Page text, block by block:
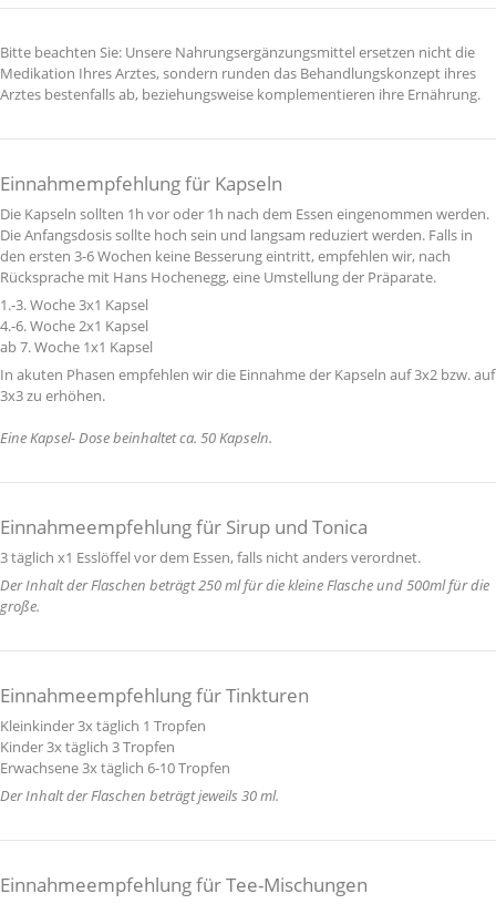
Bitte beachten Sie: Unsere Nahrungsergänzungsmittel ersetzen nicht die
Medikation Ihres Arztes, sondern runden das Behandlungskonzept ihres
Arztes bestenfalls ab, beziehungsweise komplementieren ihre Ernährung.
Einnahmempfehlung für Kapseln
Die Kapseln sollten 1h vor oder 1h nach dem Essen eingenommen werden.
Die Anfangsdosis sollte hoch sein und langsam reduziert werden. Falls in
den ersten 3-6 Wochen keine Besserung eintritt, empfehlen wir, nach
Rücksprache mit Hans Hochenegg, eine Umstellung der Präparate.
1.-3. Woche 3x1 Kapsel
4.-6. Woche 2x1 Kapsel
ab 7. Woche 1x1 Kapsel
In akuten Phasen empfehlen wir die Einnahme der Kapseln auf 3x2 bzw. auf
3x3 zu erhöhen.
Eine Kapsel- Dose beinhaltet ca. 50 Kapseln.
Einnahmeempfehlung für Sirup und Tonica
3 täglich x1 Esslöffel vor dem Essen, falls nicht anders verordnet.
Der Inhalt der Flaschen beträgt 250 ml für die kleine Flasche und 500ml für die
große.
Einnahmeempfehlung für Tinkturen
Kleinkinder 3x täglich 1 Tropfen
Kinder 3x täglich 3 Tropfen
Erwachsene 3x täglich 6-10 Tropfen
Der Inhalt der Flaschen beträgt jeweils 30 ml.
Einnahmeempfehlung für Tee-Mischungen